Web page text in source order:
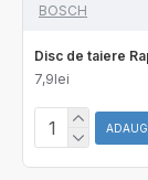
BOSCH
Disc de taiere
7,9lei